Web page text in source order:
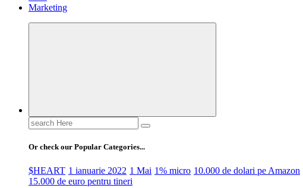
Marketing
Search
for:
Or check our Popular Categories...
$HEART 1 ianuarie 2022 1 Mai 1% micro 10.000 de dolari pe Amazon
15.000 de euro pentru tineri